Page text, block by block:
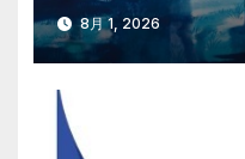
8月 1, 2026